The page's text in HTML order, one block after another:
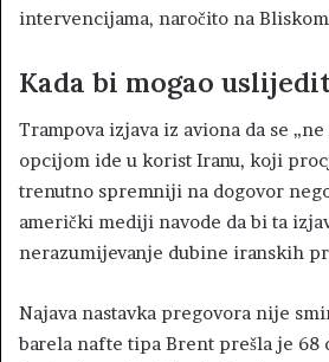
intervencijama, naročito na
Kada bi mogao
Trampova izjava iz aviona da se
opcijom ide u korist Iranu, koji
trenutno spremniji na dogovor
američki mediji navode da bi ta
nerazumijevanje dubine iranskih
Najava nastavka pregovora nije
barela nafte tipa Brent prešla je 68